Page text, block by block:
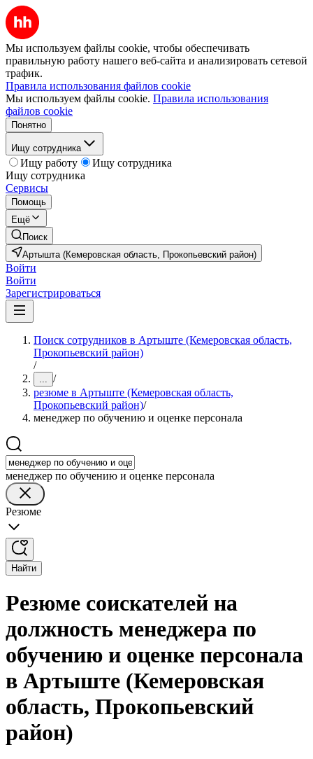
Мы используем файлы cookie, чтобы обеспечивать
правильную работу нашего веб-сайта и анализировать сетевой
трафик.
Правила использования файлов cookie
Мы используем файлы cookie. Правила использования
файлов cookie
Понятно
Ищу сотрудника
Ищу работу
Ищу сотрудника
Ищу сотрудника
Сервисы
Помощь
Ещё
Поиск
Артышта (Кемеровская область, Прокопьевский район)
Войти
Войти
Зарегистрироваться
Поиск сотрудников в Артыште (Кемеровская область,
Прокопьевский район)
/
... /
резюме в Артыште (Кемеровская область,
Прокопьевский район)/
менеджер по обучению и оценке персонала
менеджер по обучению и оценке персонала
Резюме
Найти
Резюме соискателей на
должность менеджера по
обучению и оценке персонала
в Артыште (Кемеровская
область, Прокопьевский
район)